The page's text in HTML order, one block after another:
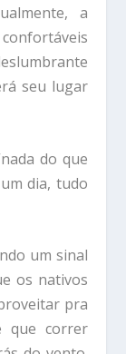
a
seu lugar
do que
dia, tudo
um sinal
os nativos
pra
que correr